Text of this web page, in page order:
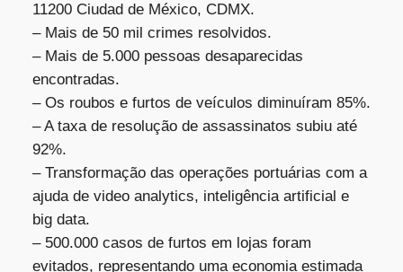
11200 Ciudad de México, CDMX.
– Mais de 50 mil crimes resolvidos.
– Mais de 5.000 pessoas desaparecidas
encontradas.
– Os roubos e furtos de veículos diminuíram 85%.
– A taxa de resolução de assassinatos subiu até
92%.
– Transformação das operações portuárias com a
ajuda de video analytics, inteligência artificial e
big data.
– 500.000 casos de furtos em lojas foram
evitados, representando uma economia estimada